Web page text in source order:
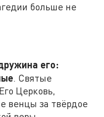
больше не
его:
. Святые
Церковь,
венцы за твёрдое